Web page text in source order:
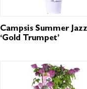
Campsis Summer Jazz
‘Gold Trumpet’